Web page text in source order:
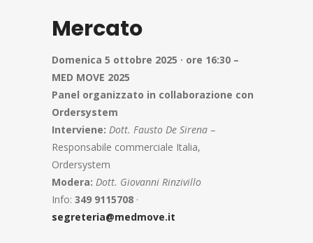
Mercato
Domenica 5 ottobre 2025 · ore 16:30 –
MED MOVE 2025
Panel organizzato in collaborazione con
Ordersystem
Interviene: Dott. Fausto De Sirena –
Responsabile commerciale Italia,
Ordersystem
Modera: Dott. Giovanni Rinzivillo
Info: 349 9115708 ·
segreteria@medmove.it